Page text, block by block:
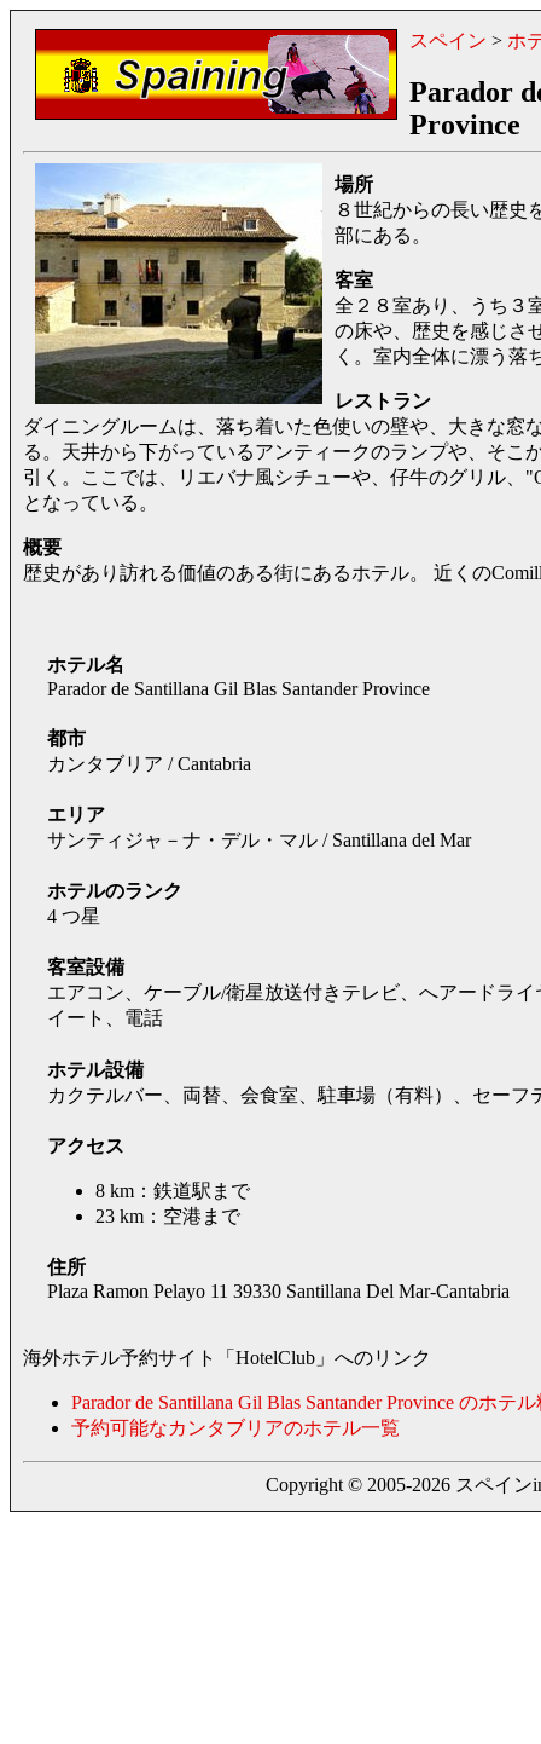
スペイン > ホ
Parador
Province
場所
８世紀からの長い歴史
部にある。
客室
全２８室あり、うち３
の床や、歴史を感じさ
く。室内全体に漂う落
レストラン
ダイニングルームは、落ち着いた色使いの壁や、大きな窓
る。天井から下がっているアンティークのランプや、そこ
引く。ここでは、リエバナ風シチューや、仔牛のグリル、
となっている。
概要
歴史があり訪れる価値のある街にあるホテル。 近くの
ホテル名
Parador de Santillana Gil Blas Santander Province
都市
カンタブリア / Cantabria
エリア
サンティジャ－ナ・デル・マル / Santillana del Mar
ホテルのランク
4 つ星
客室設備
エアコン、ケーブル/衛星放送付きテレビ、へアードラ
イート、電話
ホテル設備
カクテルバー、両替、会食室、駐車場（有料）、セーフ
アクセス
8 km：鉄道駅まで
23 km：空港まで
住所
Plaza Ramon Pelayo 11 39330 Santillana Del Mar-Cantabria
海外ホテル予約サイト「HotelClub」へのリンク
Parador de Santillana Gil Blas Santander Province のホテ
予約可能なカンタブリアのホテル一覧
Copyright © 2005-2026 スペイン